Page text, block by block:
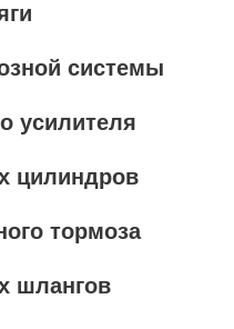
системы
усилителя
цилиндров
тормоза
шлангов